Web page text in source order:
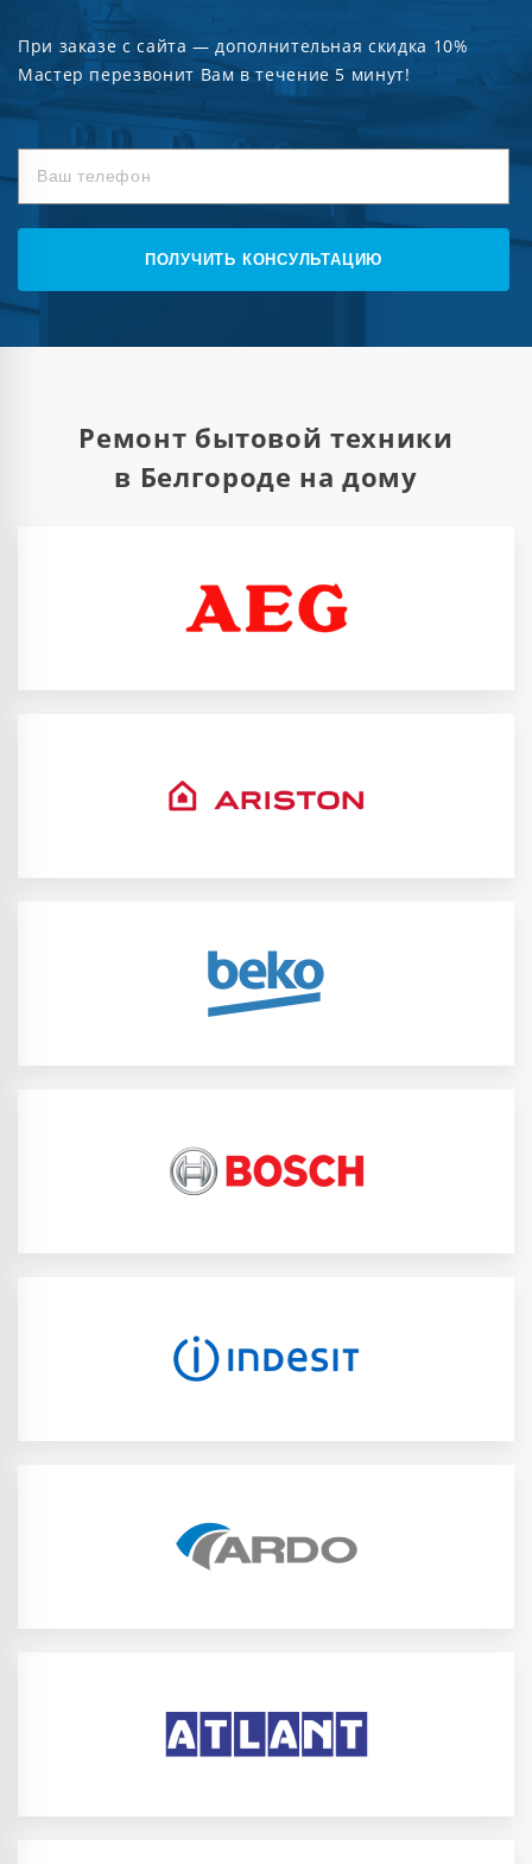
При заказе с сайта — дополнительная скидка 10%
Мастер перезвонит Вам в течение 5 минут!
ПОЛУЧИТЬ КОНСУЛЬТАЦИЮ
Ремонт бытовой техники
в Белгороде на дому